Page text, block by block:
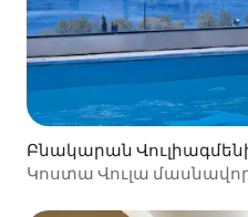
Բնակարան
Կոստա Վուլա